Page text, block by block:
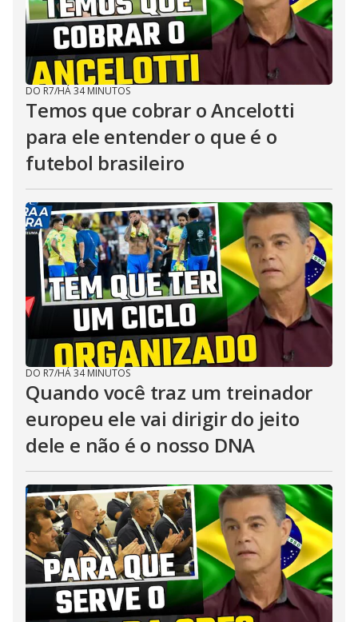
DO R7/HÁ 34 MINUTOS
Temos que cobrar o Ancelotti
para ele entender o que é o
futebol brasileiro
DO R7/HÁ 34 MINUTOS
Quando você traz um treinador
europeu ele vai dirigir do jeito
dele e não é o nosso DNA